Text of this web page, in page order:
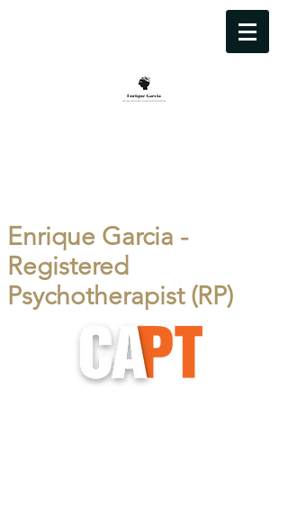
Enrique Garcia -
Registered
Psychotherapist (RP)